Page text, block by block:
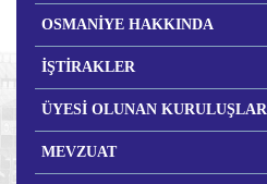
OSMANİYE HAKKINDA
İŞTİRAKLER
ÜYESİ OLUNAN KURULUŞLAR
MEVZUAT